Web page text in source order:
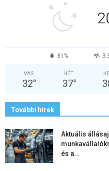
81%
VAS
32°
HÉT
37°
További hírek
Aktuális
és a...